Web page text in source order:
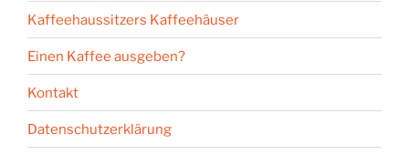
Kaffeehaussitzers Kaffeehäuser
Einen Kaffee ausgeben?
Kontakt
Datenschutzerklärung